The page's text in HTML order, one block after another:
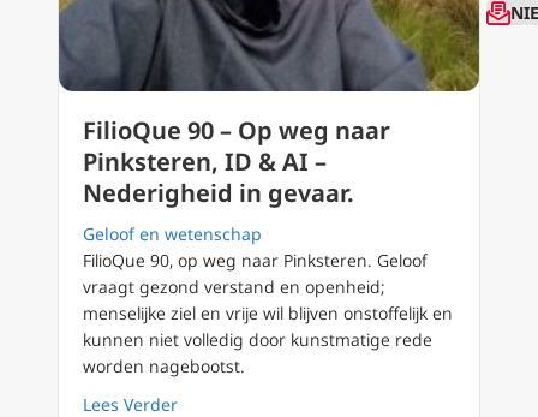
FilioQue 90 – Op weg naar
Pinksteren, ID & AI –
Nederigheid in gevaar.
Geloof en wetenschap
FilioQue 90, op weg naar Pinksteren. Geloof
vraagt gezond verstand en openheid;
menselijke ziel en vrije wil blijven onstoffelijk en
kunnen niet volledig door kunstmatige rede
worden nagebootst.
Lees Verderabout FilioQue 90 – Op weg naar